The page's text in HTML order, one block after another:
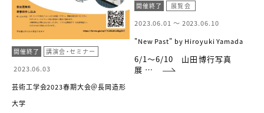
開催終了 講演会・セミナー
2023.06.03
芸術工学会2023春期大会＠長岡造形
大学
開催終了 展覧会
2023.06.01 ～ 2023.06.10
"New Past" by Hiroyuki Yamada
6/1～6/10 山田博行写真
展 …